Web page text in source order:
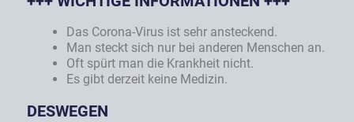
Das Corona-Virus ist sehr ansteckend.
Man steckt sich nur bei anderen Menschen an.
Oft spürt man die Krankheit nicht.
Es gibt derzeit keine Medizin.
DESWEGEN